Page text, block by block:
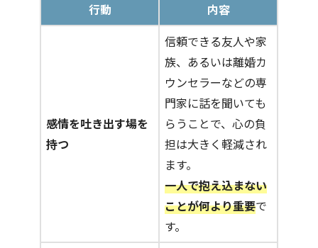
行動 内容
感情を吐き出す場を
持つ
信頼できる友人や家
族、あるいは離婚カ
ウンセラーなどの専
門家に話を聞いても
らうことで、心の負
担は大きく軽減され
ます。
一人で抱え込まない
ことが何より重要で
す。